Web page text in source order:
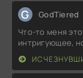
G GodTiered
Что-то меня
интригующее,